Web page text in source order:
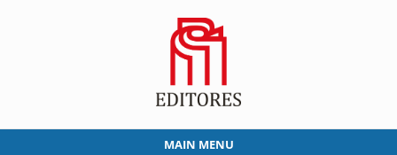
MAIN MENU